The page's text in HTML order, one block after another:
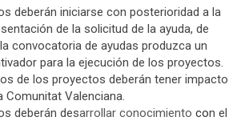
deberán iniciarse con posterioridad a la
de la solicitud de la ayuda, de
convocatoria de ayudas produzca un
para la ejecución de los proyectos.
de los proyectos deberán tener impacto
Comunitat Valenciana.
deberán desarrollar conocimiento con el